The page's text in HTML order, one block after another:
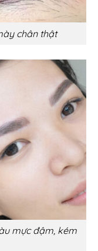
chân thật
mực đậm, kém